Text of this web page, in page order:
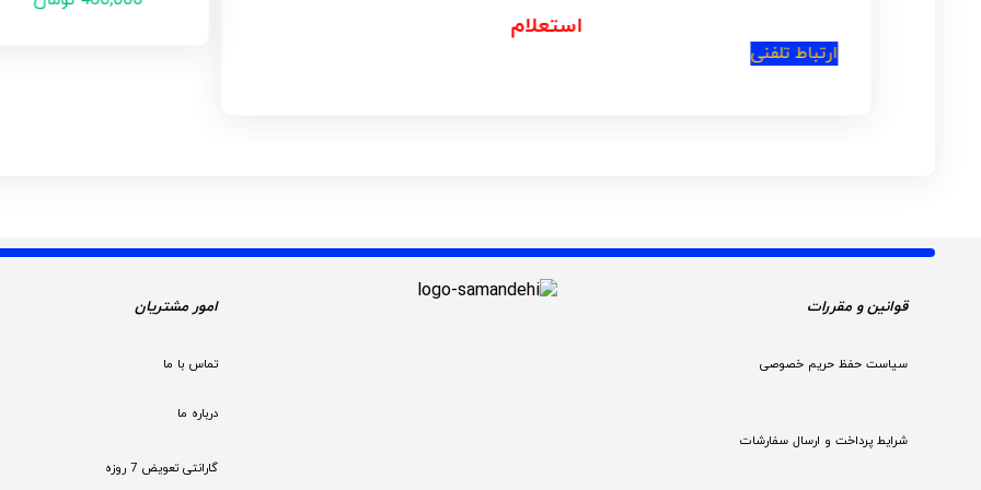
استعلام
ارتباط تلفنی
قوانین و مقررات
سیاست حفظ حریم خصوصی
شرایط پرداخت و ارسال سفارشات
امور مشتریان
تماس با ما
درباره ما
گارانتی تعویض 7 روزه